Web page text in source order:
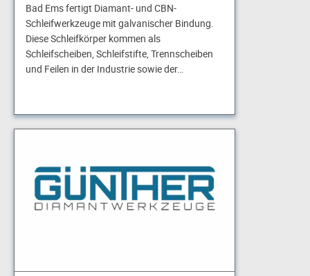
Bad Ems fertigt Diamant- und CBN-
Schleifwerkzeuge mit galvanischer Bindung.
Diese Schleifkörper kommen als
Schleifscheiben, Schleifstifte, Trennscheiben
und Feilen in der Industrie sowie der…